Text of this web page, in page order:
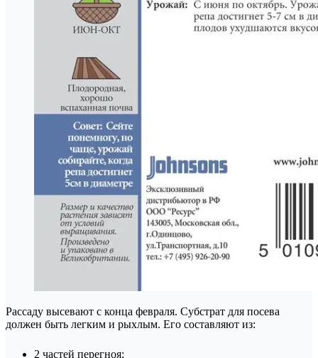
Рассаду высевают с конца февраля. Субстрат для посева
должен быть легким и рыхлым. Его составляют из:
2 частей перегноя;